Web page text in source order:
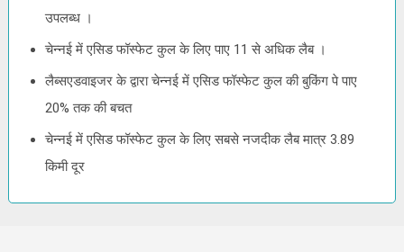
उपलब्ध ।
चेन्नई में एसिड फॉस्फेट कुल के लिए पाए 11 से अधिक लैब ।
लैब्सएडवाइजर के द्वारा चेन्नई में एसिड फॉस्फेट कुल की बुकिंग पे पाए
20% तक की बचत
चेन्नई में एसिड फॉस्फेट कुल के लिए सबसे नजदीक लैब मात्र 3.89
किमी दूर